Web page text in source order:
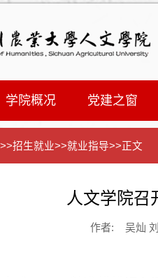
学院概况 党建之窗
>>招生就业>>就业指导>>正文
人文学院召
作者: 吴灿 刘